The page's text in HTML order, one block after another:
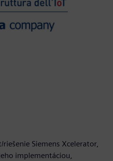
Siemens Xcelerator,
implementáciou,